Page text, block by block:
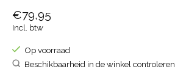
€79,95
Incl. btw
Op voorraad
Beschikbaarheid in de winkel controleren